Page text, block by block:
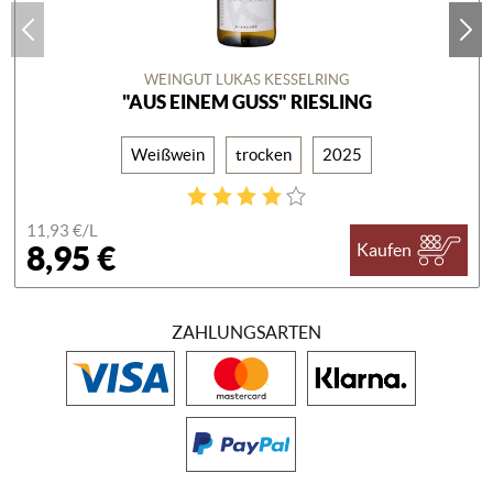
WEINGUT LUKAS KESSELRING
"AUS EINEM GUSS" RIESLING
Weißwein trocken 2025
11,93 €/L
8,95 € Kaufen
ZAHLUNGSARTEN